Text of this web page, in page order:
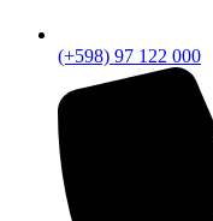
(+598) 97 122 000